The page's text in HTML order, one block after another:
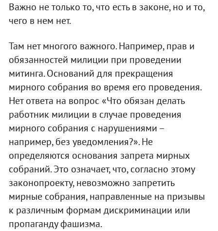
Важно не только то, что есть в законе, но и то,
чего в нем нет.
Там нет многого важного. Например, прав и
обязанностей милиции при проведении
митинга. Оснований для прекращения
мирного собрания во время его проведения.
Нет ответа на вопрос «Что обязан делать
работник милиции в случае проведения
мирного собрания с нарушениями –
например, без уведомления?». Не
определяются основания запрета мирных
собраний. Это означает, что, согласно этому
законопроекту, невозможно запретить
мирные собрания, направленные на призывы
к различным формам дискриминации или
пропаганду фашизма.